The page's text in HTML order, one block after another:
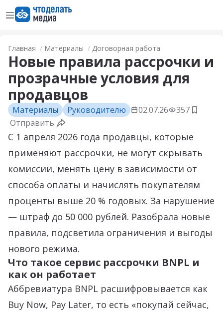
Открыть менюПерейти на главную страницу
Главная Материалы Договорная работа
Новые правила рассрочки и
прозрачные условия для
продавцов
Материалы Руководителю 02.07.26 357
Отправить
С 1 апреля 2026 года продавцы, которые
применяют рассрочки, не могут скрывать
комиссии, менять цену в зависимости от
способа оплаты и начислять покупателям
проценты выше 20 % годовых. За нарушение
— штраф до 50 000 рублей. Разобрала новые
правила, подсветила ограничения и выгоды
нового режима.
Что такое сервис рассрочки BNPL и
как он работает
Аббревиатура BNPL расшифровывается как
Buy Now, Pay Later, то есть «покупай сейчас,